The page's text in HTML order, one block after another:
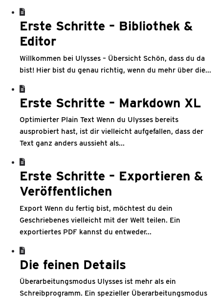
Erste Schritte – Bibliothek &
Editor
Willkommen bei Ulysses – Übersicht Schön, dass du da
bist! Hier bist du genau richtig, wenn du mehr über die...
Erste Schritte – Markdown XL
Optimierter Plain Text Wenn du Ulysses bereits
ausprobiert hast, ist dir vielleicht aufgefallen, dass der
Text ganz anders aussieht als...
Erste Schritte – Exportieren &
Veröffentlichen
Export Wenn du fertig bist, möchtest du dein
Geschriebenes vielleicht mit der Welt teilen. Ein
exportiertes PDF kannst du entweder...
Die feinen Details
Überarbeitungsmodus Ulysses ist mehr als ein
Schreibprogramm. Ein spezieller Überarbeitungsmodus